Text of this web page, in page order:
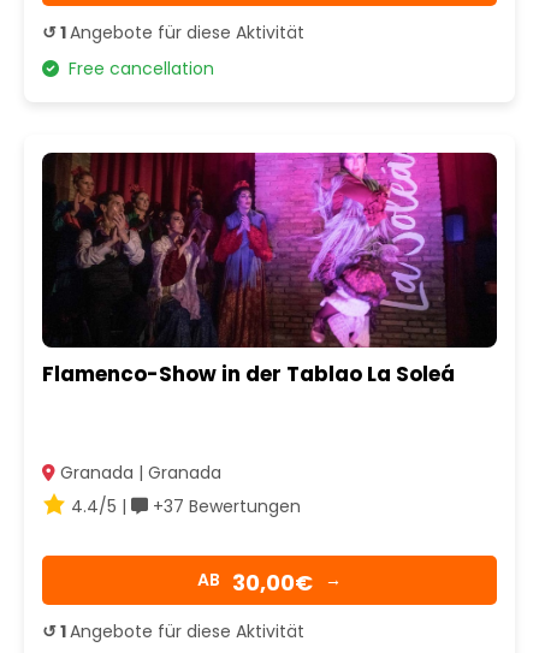
↺ 1Angebote für diese Aktivität
Free cancellation
Flamenco-Show in der Tablao La Soleá
Granada | Granada
4.4/5 |
+37 Bewertungen
AB 30,00€ →
↺ 1Angebote für diese Aktivität